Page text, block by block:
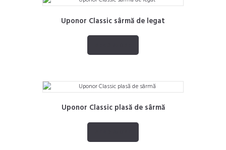
Uponor Classic sârmă de legat
Uponor Classic plasă de sârmă